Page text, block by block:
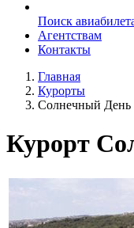
Поиск
Агентствам
Контакты
Главная
Курорты
Солнечный День
Курорт